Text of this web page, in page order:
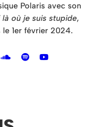
Polaris avec son
où je suis stupide,
1er février 2024.